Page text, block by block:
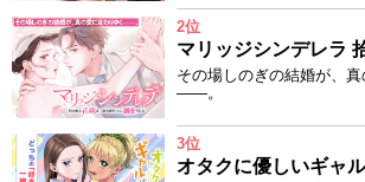
2位
その場しのぎの結婚が、真
——。
3位
オタクに優しいギャ